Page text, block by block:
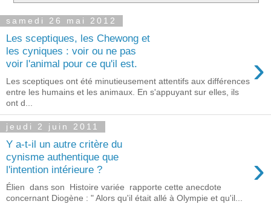
samedi 26 mai 2012
Les sceptiques, les Chewong et
les cyniques : voir ou ne pas
voir l'animal pour ce qu'il est.
›
Les sceptiques ont été minutieusement attentifs aux différences
entre les humains et les animaux. En s'appuyant sur elles, ils
ont d...
jeudi 2 juin 2011
Y a-t-il un autre critère du
cynisme authentique que
l'intention intérieure ?
›
Élien dans son Histoire variée rapporte cette anecdote
concernant Diogène : " Alors qu'il était allé à Olympie et qu'il...